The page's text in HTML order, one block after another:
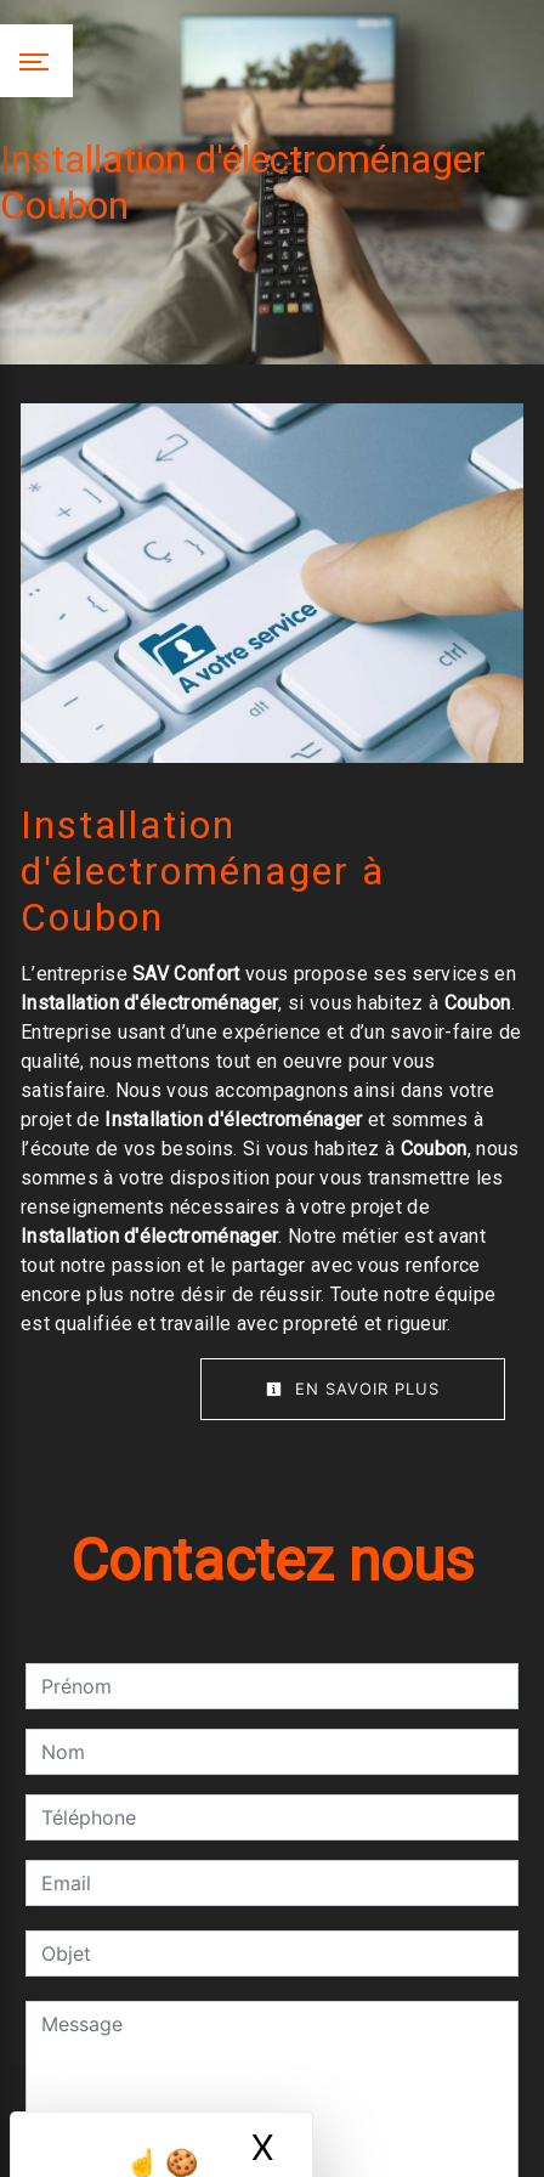
Panneau de gestion des cookies
X
Installation d'électroménager
Coubon
Installation
d'électroménager à
Coubon
L’entrepriseSAV Confortvous propose ses services en
Installation d'électroménager, si vous habitez à Coubon.
Entreprise usant d’une expérience et d’un savoir-faire de
qualité, nous mettons tout en oeuvre pour vous
satisfaire. Nous vous accompagnons ainsi dans votre
projet de Installation d'électroménageret sommes à
l’écoute de vos besoins. Si vous habitez à Coubon, nous
sommes à votre disposition pour vous transmettre les
renseignements nécessaires à votre projet de
Installation d'électroménager. Notre métier est avant
tout notre passion et le partager avec vous renforce
encore plus notre désir de réussir. Toute notre équipe
est qualifiée et travaille avec propreté et rigueur.
EN SAVOIR PLUS
Contactez nous